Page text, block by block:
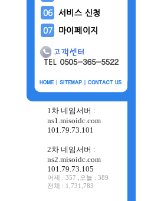
1차 네임서버 :
ns1.misoidc.com
101.79.73.101
2차 네임서버 :
ns2.misoidc.com
101.79.73.105
어제 : 357 ,오늘 : 389
전체 : 1,731,783